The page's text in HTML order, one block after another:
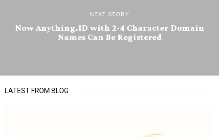
NEXT STORY
Now Anything.ID with 2-4 Character Domain
Names Can Be Registered
LATEST FROM BLOG